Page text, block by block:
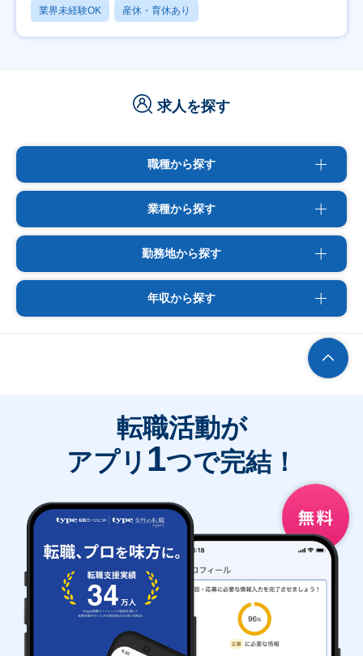
業界未経験OK 産休・育休あり
求人を探す
職種から探す
業種から探す
勤務地から探す
年収から探す
転職活動が
アプリ 1つで完結！